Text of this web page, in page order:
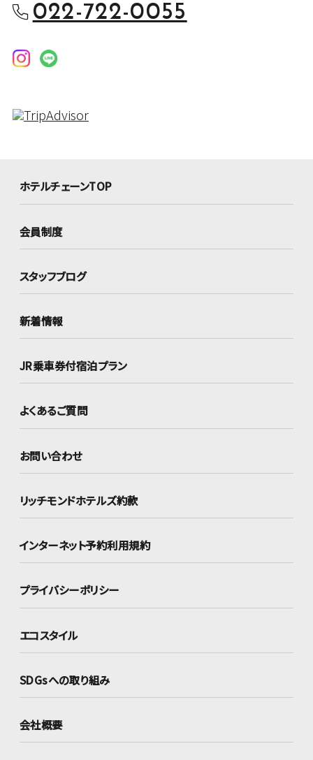
022-722-0055
ホテルチェーンTOP
会員制度
スタッフブログ
新着情報
JR乗車券付宿泊プラン
よくあるご質問
お問い合わせ
リッチモンドホテルズ約款
インターネット予約利用規約
プライバシーポリシー
エコスタイル
SDGsへの取り組み
会社概要